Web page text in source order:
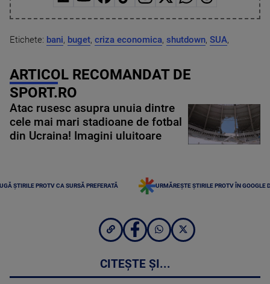
Etichete: bani, buget, criza economica, shutdown, SUA,
ARTICOL RECOMANDAT DE
SPORT.RO
Atac rusesc asupra unuia dintre
cele mai mari stadioane de fotbal
din Ucraina! Imagini uluitoare
ȘTIRILE PROTV CA SURSĂ PREFERATĂ URMĂREȘTE ȘTIRILE PROTV ÎN GOOGLE
CITEȘTE ȘI...